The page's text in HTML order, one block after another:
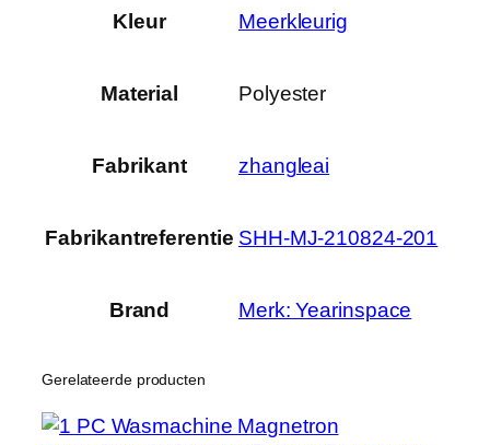
e
Kleur ‎Meerkleurig
Material ‎Polyester
Fabrikant ‎zhangleai
Fabrikantreferentie ‎SHH-MJ-210824-201
Brand Merk: Yearinspace
Gerelateerde producten